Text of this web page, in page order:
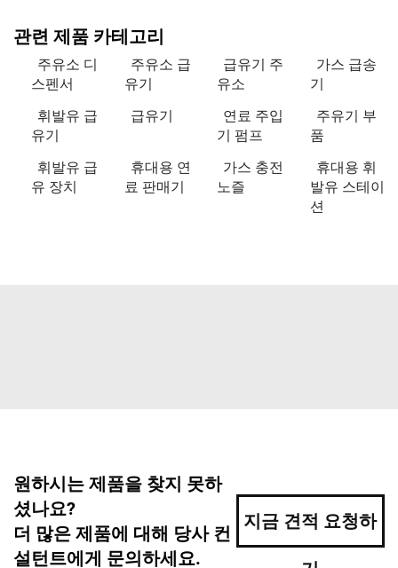
관련 제품 카테고리
주유소 디
스펜서
주유소 급
유기
급유기 주
유소
가스 급송
기
휘발유 급
유기
급유기
연료 주입
기 펌프
주유기 부
품
휘발유 급
유 장치
휴대용 연
료 판매기
가스 충전
노즐
휴대용 휘
발유 스테이
션
원하시는 제품을 찾지 못하
셨나요?
더 많은 제품에 대해 당사 컨
설턴트에게 문의하세요.
지금 견적 요청하